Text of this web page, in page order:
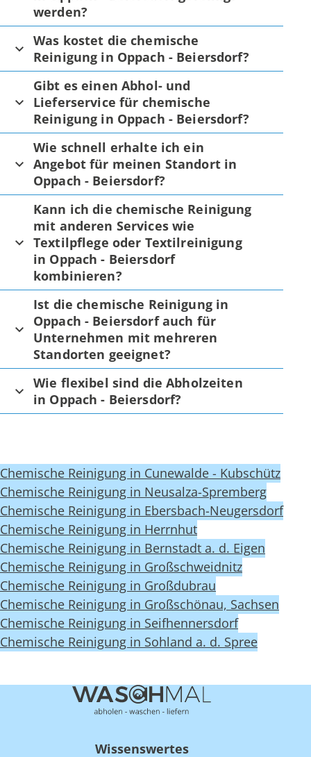
werden?
Was kostet die chemische
Reinigung in Oppach - Beiersdorf?
Gibt es einen Abhol- und
Lieferservice für chemische
Reinigung in Oppach - Beiersdorf?
Wie schnell erhalte ich ein
Angebot für meinen Standort in
Oppach - Beiersdorf?
Kann ich die chemische Reinigung
mit anderen Services wie
Textilpflege oder Textilreinigung
in Oppach - Beiersdorf
kombinieren?
Ist die chemische Reinigung in
Oppach - Beiersdorf auch für
Unternehmen mit mehreren
Standorten geeignet?
Wie flexibel sind die Abholzeiten
in Oppach - Beiersdorf?
Chemische Reinigung in Cunewalde - Kubschütz
Chemische Reinigung in Neusalza-Spremberg
Chemische Reinigung in Ebersbach-Neugersdorf
Chemische Reinigung in Herrnhut
Chemische Reinigung in Bernstadt a. d. Eigen
Chemische Reinigung in Großschweidnitz
Chemische Reinigung in Großdubrau
Chemische Reinigung in Großschönau, Sachsen
Chemische Reinigung in Seifhennersdorf
Chemische Reinigung in Sohland a. d. Spree
Wissenswertes